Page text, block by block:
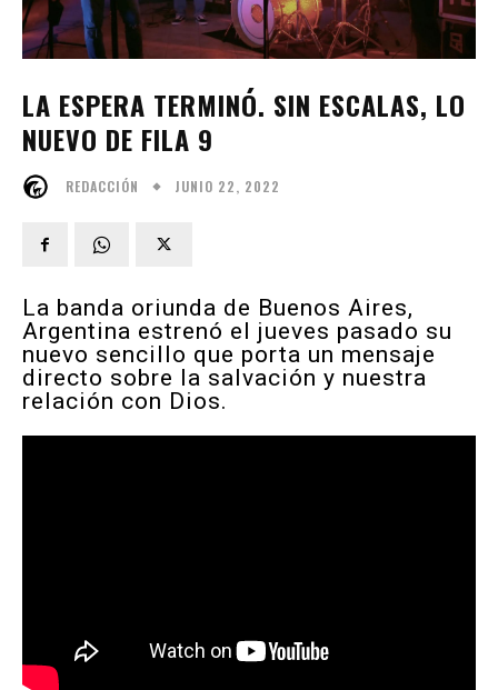
LA ESPERA TERMINÓ. SIN ESCALAS, LO
NUEVO DE FILA 9
REDACCIÓN JUNIO 22, 2022
La banda oriunda de Buenos Aires,
Argentina estrenó el jueves pasado su
nuevo sencillo que porta un mensaje
directo sobre la salvación y nuestra
relación con Dios.